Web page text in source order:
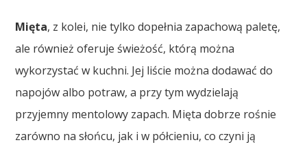
Mięta, z kolei, nie tylko dopełnia zapachową paletę,
ale również oferuje świeżość, którą można
wykorzystać w kuchni. Jej liście można dodawać do
napojów albo potraw, a przy tym wydzielają
przyjemny mentolowy zapach. Mięta dobrze rośnie
zarówno na słońcu, jak i w półcieniu, co czyni ją